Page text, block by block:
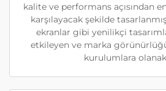
kalite ve performans açısından
karşılayacak şekilde
ekranlar gibi yenilikçi
etkileyen ve marka
kurulumlara